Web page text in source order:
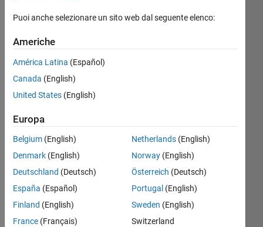
quasi 2
Attivo
Followers:
Follow
Puoi anche selezionare un sito web dal seguente elenco:
Americhe
América Latina (Español)
Canada (English)
United States (English)
Europa
Belgium (English)
Denmark (English)
Deutschland (Deutsch)
España (Español)
Finland (English)
France (Français)
Netherlands(English)
Norway(English)
Österreich (Deutsch)
Portugal (English)
Sweden (English)
Switzerland